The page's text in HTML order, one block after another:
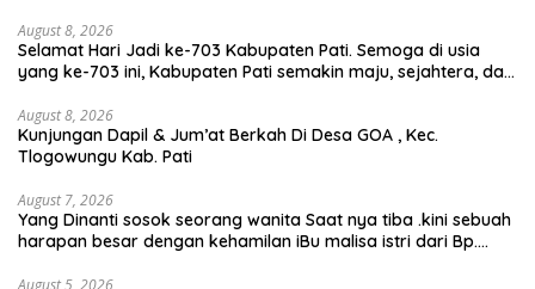
August 8, 2026
Selamat Hari Jadi ke-703 Kabupaten Pati. Semoga di usia
yang ke-703 ini, Kabupaten Pati semakin maju, sejahtera, dan
kesejahteraan bagi seluruh masyarakatnya. Semoga sinergi
dan kolaborasi yang telah terjalin semakin kuat demi
mewujudkan pembangunan yang berkelanjutan. Dirgahayu
Facebook
August 8, 2026
Kunjungan Dapil & Jum’at Berkah Di Desa GOA , Kec.
Tlogowungu Kab. Pati
August 7, 2026
Yang Dinanti sosok seorang wanita Saat nya tiba .kini sebuah
harapan besar dengan kehamilan iBu malisa istri dari Bp.
Musa & Princes.